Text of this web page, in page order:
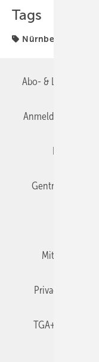
Tags
Nürnberg
Abo- & Leserservice
Anmelden
Gentner Verlag
Privacy Manager
TGA+E-